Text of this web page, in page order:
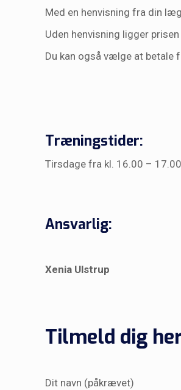
Med en henvisning fra din
Uden henvisning ligger
Du kan også vælge at betale
Træningstider:
Tirsdage fra kl. 16.00 – 17.00
Ansvarlig:
Xenia Ulstrup
Tilmeld dig
Dit navn (påkrævet)